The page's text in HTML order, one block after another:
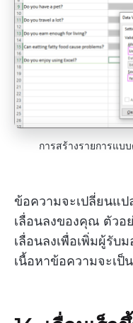
การสร้างรายการแบ
ข้อความจะเปลี่ยนแ
เลื่อนลงของคุณ ตัวอ
เลื่อนลงเพื่อเพิ่มผู้รับ
เนื้อหาข้อความจะเ